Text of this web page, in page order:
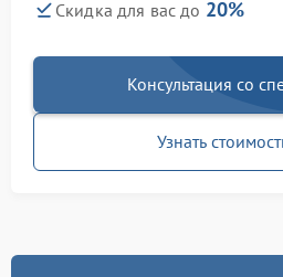
Скидка для вас до 20%
Консультация со
Узнать